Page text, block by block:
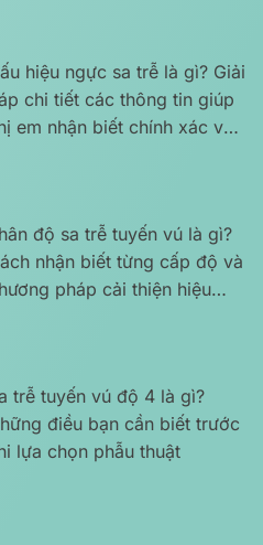
hiệu ngực sa trễ là gì? Giải
chi tiết các thông tin giúp
em nhận biết chính xác và
độ sa trễ tuyến vú là gì?
nhận biết từng cấp độ và
pháp cải thiện hiệu
trễ tuyến vú độ 4 là gì?
điều bạn cần biết trước
lựa chọn phẫu thuật